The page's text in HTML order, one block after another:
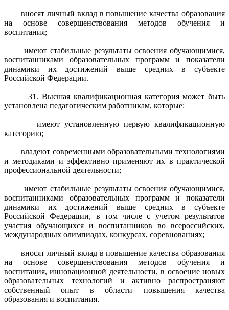
вносят личный вклад в повышение качества образования
на основе совершенствования методов обучения и
воспитания;
имеют стабильные результаты освоения обучающимися,
воспитанниками образовательных программ и показатели
динамики их достижений выше средних в субъекте
Российской Федерации.
31. Высшая квалификационная категория может быть
установлена педагогическим работникам, которые:
имеют установленную первую квалификационную
категорию;
владеют современными образовательными технологиями
и методиками и эффективно применяют их в практической
профессиональной деятельности;
имеют стабильные результаты освоения обучающимися,
воспитанниками образовательных программ и показатели
динамики их достижений выше средних в субъекте
Российской Федерации, в том числе с учетом результатов
участия обучающихся и воспитанников во всероссийских,
международных олимпиадах, конкурсах, соревнованиях;
вносят личный вклад в повышение качества образования
на основе совершенствования методов обучения и
воспитания, инновационной деятельности, в освоение новых
образовательных технологий и активно распространяют
собственный опыт в области повышения качества
образования и воспитания.